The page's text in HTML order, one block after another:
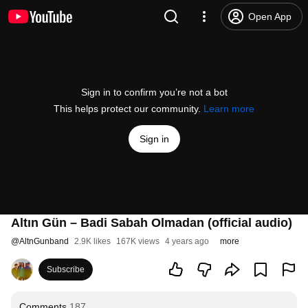
Open App
Sign in to confirm you’re not a bot
This helps protect our community. Learn more
Sign in
Altın Gün – Badi Sabah Olmadan (official audio)
@AltnGunband 2.9K likes 167K views 4 years ago more
Subscribe